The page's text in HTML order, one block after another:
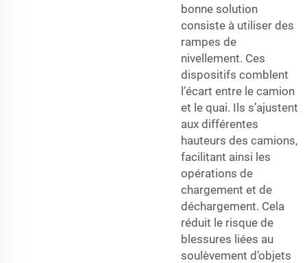
bonne solution
consiste à utiliser des
rampes de
nivellement. Ces
dispositifs comblent
l’écart entre le camion
et le quai. Ils s’ajustent
aux différentes
hauteurs des camions,
facilitant ainsi les
opérations de
chargement et de
déchargement. Cela
réduit le risque de
blessures liées au
soulèvement d’objets